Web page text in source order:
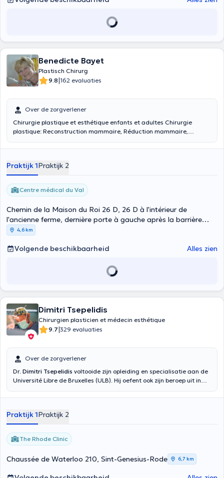
geschikt voor elk type patiënt, met als doel hun schoonheid te
Benedicte Bayet
Plastisch Chirurg
9.8|162 evaluaties
Over de zorgverlener
Chirurgie plastique et esthétique enfants et adultes Chirurgie
plastique: Reconstruction mammaire, Réduction mammaire,
sous-cutanées, Otoplastie Rhinoplastie Esthétique:
Lipoaspiration Lipomodelage ou lipofilling Augmentation mammaire
Cure de ptose mammaire Lifting des bras et des cuisses Botox et a
hyaluronique
Praktijk 1Praktijk 2
Centre médical du Val
Chemin de la Maison du Roi 26 D, 26 D à l'intérieur de
l'ancienne ferme, dernière porte à gauche après la barrière
verte, Plancenoit
4,6 km
Volgende beschikbaarheid Alles zien
Dimitri Tsepelidis
Chirurgien plasticien et médecin esthétique
9.7|329 evaluaties
Over de zorgverlener
Dr. Dimitri Tsepelidis voltooide zijn opleiding en specialisatie aan de
Université Libre de Bruxelles (ULB). Hij oefent ook zijn beroep uit in
cervico-faciale reconstructie. Dr. Dimitri Tsepelidis geeft consulten
bariatrische chirurgie, liposuctie, enz.
Praktijk 1Praktijk 2
The Rhode Clinic
Chaussée de Waterloo 210, Sint-Genesius-Rode 6,7 km